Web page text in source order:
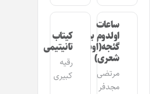
ساعات
اولدوم بیر
گئجه(اوشاق
شعری)
مرتضی
مجدفر
کیتاب
تانیتیمی
رقیه
کبیری